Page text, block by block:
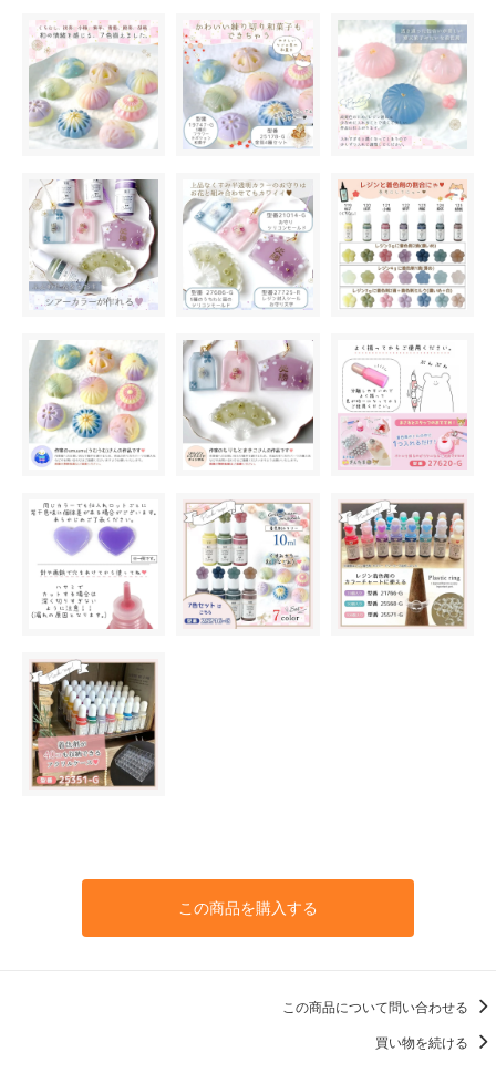
この商品を購入する
この商品について問い合わせる
買い物を続ける